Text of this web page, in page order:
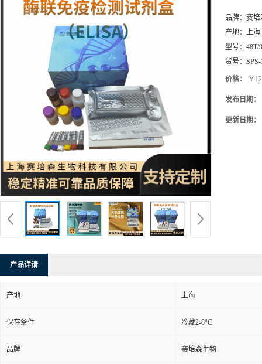
品牌： 赛培
产地： 上海
型号： 48T/
货号：
价格： ￥
发布日期：
更新日期：
产品详请
产地 上海
保存条件 冷藏2-8°C
品牌 赛培森生物